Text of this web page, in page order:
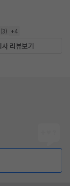
(3) +4
사 리뷰보기